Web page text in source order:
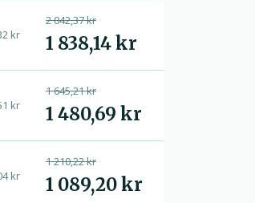
kr
2 042,37 kr
1 838,14 kr
kr
1 645,21 kr
1 480,69 kr
kr
1 210,22 kr
1 089,20 kr